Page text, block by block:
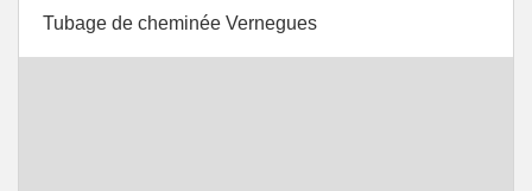
Tubage de cheminée Vernegues